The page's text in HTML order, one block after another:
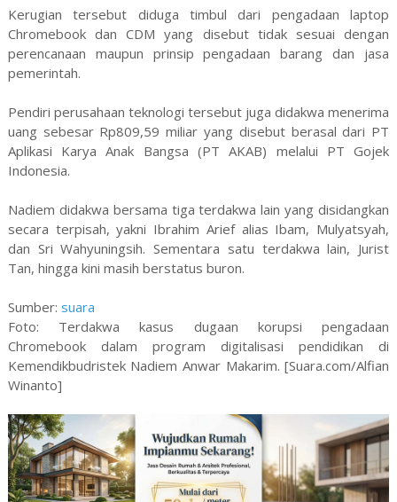
Kerugian tersebut diduga timbul dari pengadaan laptop
Chromebook dan CDM yang disebut tidak sesuai dengan
perencanaan maupun prinsip pengadaan barang dan jasa
pemerintah.
Pendiri perusahaan teknologi tersebut juga didakwa menerima
uang sebesar Rp809,59 miliar yang disebut berasal dari PT
Aplikasi Karya Anak Bangsa (PT AKAB) melalui PT Gojek
Indonesia.
Nadiem didakwa bersama tiga terdakwa lain yang disidangkan
secara terpisah, yakni Ibrahim Arief alias Ibam, Mulyatsyah,
dan Sri Wahyuningsih. Sementara satu terdakwa lain, Jurist
Tan, hingga kini masih berstatus buron.
Sumber: suara
Foto: Terdakwa kasus dugaan korupsi pengadaan
Chromebook dalam program digitalisasi pendidikan di
Kemendikbudristek Nadiem Anwar Makarim. [Suara.com/Alfian
Winanto]